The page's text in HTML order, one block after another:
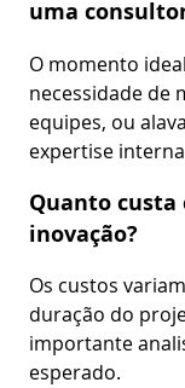
uma
O momento
necessidade de
equipes, ou
expertise
Quanto
inovação?
Os custos
duração do
importante
esperado.